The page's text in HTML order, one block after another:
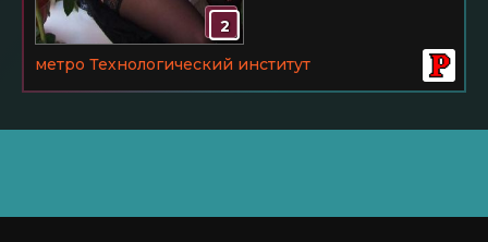
2
метро Технологический институт